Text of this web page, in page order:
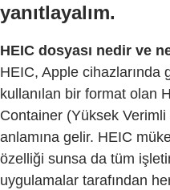
yanıtlayalım.
HEIC dosyası nedir ve
HEIC, Apple cihazlarında
kullanılan bir format olan
Container (Yüksek
anlamına gelir. HEIC
özelliği sunsa da tüm
uygulamalar tarafından